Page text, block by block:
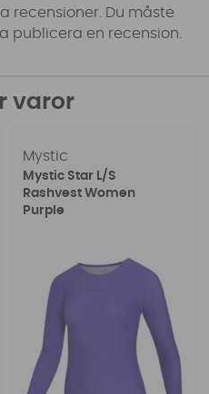
recensioner. Du måste
publicera en recension.
varor
Mystic
Mystic Star L/S
Rashvest Women
Purple